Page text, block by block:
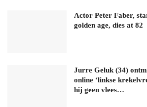
Actor Peter Faber,
golden age, dies at 82
Jurre Geluk (34)
online ‘linkse
hij geen vlees…